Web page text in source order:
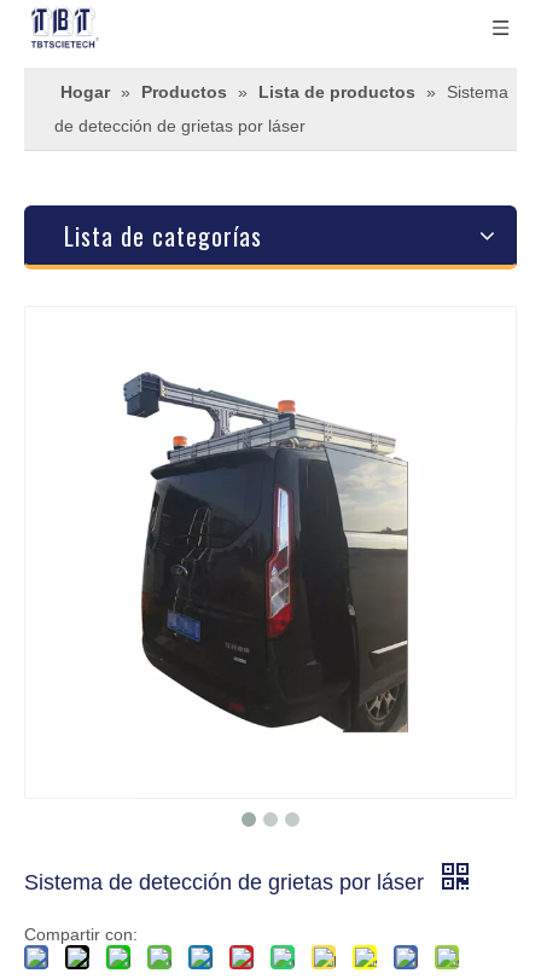
Hogar » Productos » Lista de productos »
Sistema
de detección de grietas por láser
Lista de categorías
Sistema de detección de grietas por láser
Compartir con: